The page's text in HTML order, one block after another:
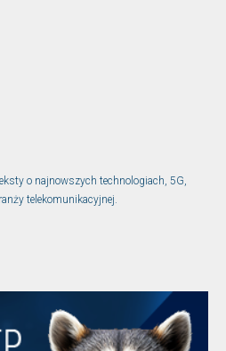
o najnowszych technologiach, 5G,
telekomunikacyjnej.